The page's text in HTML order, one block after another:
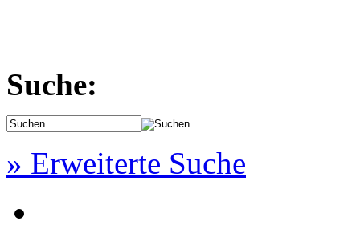
Suche:
» Erweiterte Suche